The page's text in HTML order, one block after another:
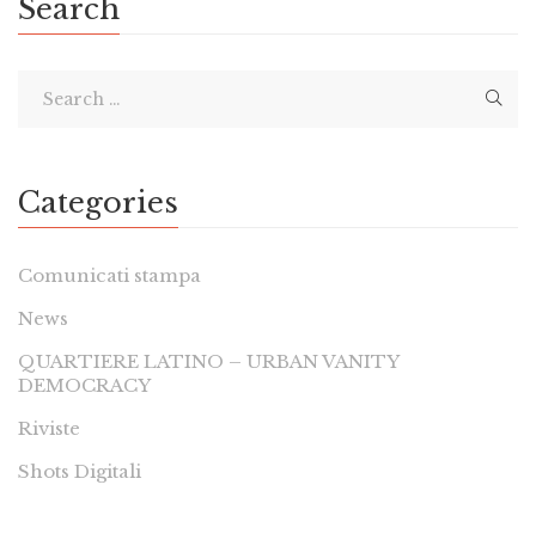
Search
Categories
Comunicati stampa
News
QUARTIERE LATINO – URBAN VANITY
DEMOCRACY
Riviste
Shots Digitali